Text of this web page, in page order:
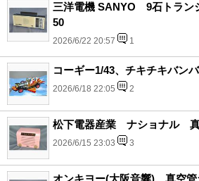
三洋電機 SANYO 9石トラン
50
2026/6/22 20:57 1
コーギー1/43、チキチキバン
2026/6/18 22:05 2
松下電器産業 ナショナル 真
2026/6/15 23:03 3
オンキヨー(大阪音響)、真空